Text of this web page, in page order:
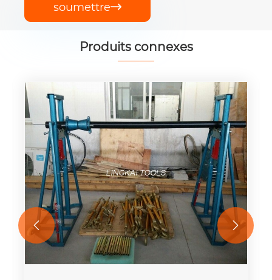
soumettre
Produits connexes
 